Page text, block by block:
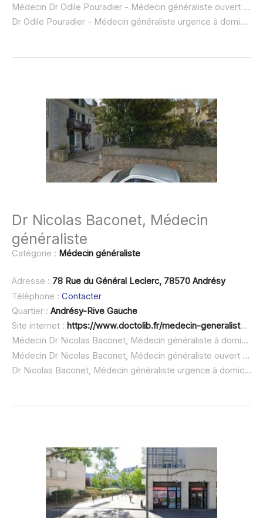
Médecin Dr Odile Pouradier - Médecin généraliste ouvert dimanche :
Dr Odile Pouradier - Médecin généraliste urgence à domicile ou SOS médecin :
Dr Nicolas Baconet, Médecin
généraliste
Catégorie : Médecin généraliste
Adresse : 78 Rue du Général Leclerc, 78570 Andrésy
Téléphone : Contacter
Quartier : Andrésy-Rive Gauche
Site internet : https://www.doctolib.fr/medecin-generaliste/andresy/nicolas-baconet
Médecin Dr Nicolas Baconet, Médecin généraliste à domicile :
Médecin Dr Nicolas Baconet, Médecin généraliste ouvert dimanche :
Dr Nicolas Baconet, Médecin généraliste urgence à domicile ou SOS médecin :